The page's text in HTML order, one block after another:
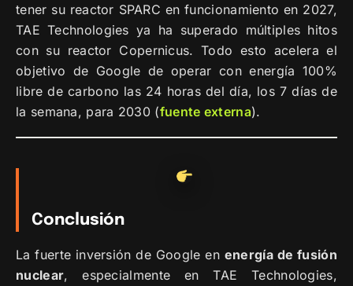
tener su reactor SPARC en funcionamiento en 2027,
TAE Technologies ya ha superado múltiples hitos
con su reactor Copernicus. Todo esto acelera el
objetivo de Google de operar con energía 100%
libre de carbono las 24 horas del día, los 7 días de
la semana, para 2030 (fuente externa).
Conclusión
La fuerte inversión de Google en energía de fusión
nuclear, especialmente en TAE Technologies,